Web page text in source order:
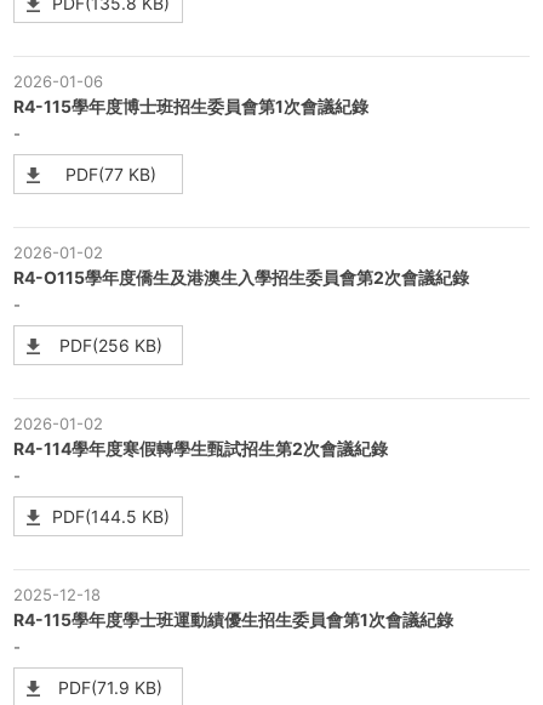
2026-01-06
R4-115學年度博士班招生委員會第1次會議紀錄
-
PDF(77 KB)
2026-01-02
R4-O115學年度僑生及港澳生入學招生委員會第2次會議紀錄
-
PDF(256 KB)
2026-01-02
R4-114學年度寒假轉學生甄試招生第2次會議紀錄
-
PDF(144.5 KB)
2025-12-18
R4-115學年度學士班運動績優生招生委員會第1次會議紀錄
-
PDF(71.9 KB)